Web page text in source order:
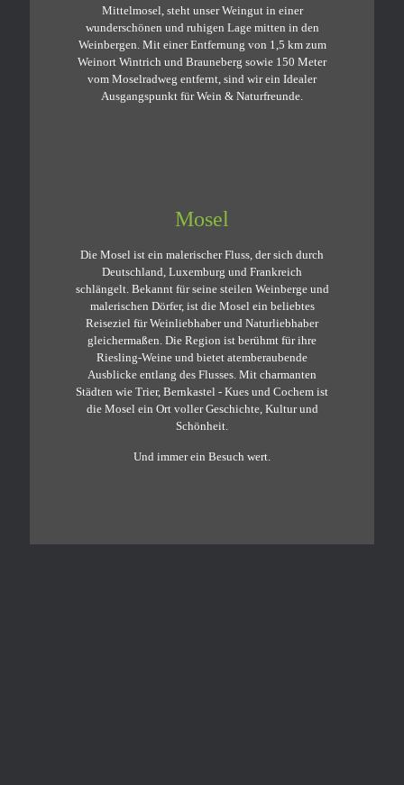
Mittelmosel, steht unser Weingut in einer
wunderschönen und ruhigen Lage mitten in den
Weinbergen. Mit einer Entfernung von 1,5 km zum
Weinort Wintrich und Brauneberg sowie 150 Meter
vom Moselradweg entfernt, sind wir ein Idealer
Ausgangspunkt für Wein & Naturfreunde.
Mosel
Die Mosel ist ein malerischer Fluss, der sich durch
Deutschland, Luxemburg und Frankreich
schlängelt. Bekannt für seine steilen Weinberge und
malerischen Dörfer, ist die Mosel ein beliebtes
Reiseziel für Weinliebhaber und Naturliebhaber
gleichermaßen. Die Region ist berühmt für ihre
Riesling-Weine und bietet atemberaubende
Ausblicke entlang des Flusses. Mit charmanten
Städten wie Trier, Bernkastel - Kues und Cochem ist
die Mosel ein Ort voller Geschichte, Kultur und
Schönheit.
Und immer ein Besuch wert.